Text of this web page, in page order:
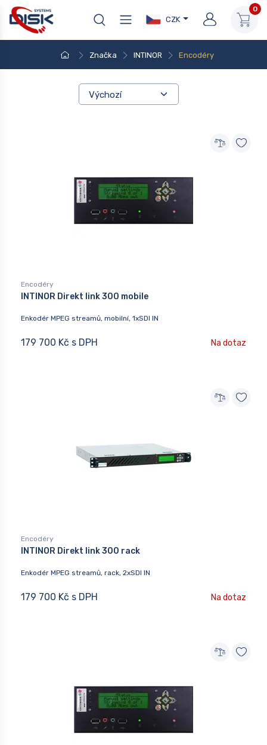
CZK
0
Značka INTINOR Encodéry
Encodéry
INTINOR Direkt link 300 mobile
Enkodér MPEG streamů, mobilní, 1xSDI IN
179 700 Kč s DPH Na dotaz
Encodéry
INTINOR Direkt link 300 rack
Enkodér MPEG streamů, rack, 2xSDI IN
179 700 Kč s DPH Na dotaz